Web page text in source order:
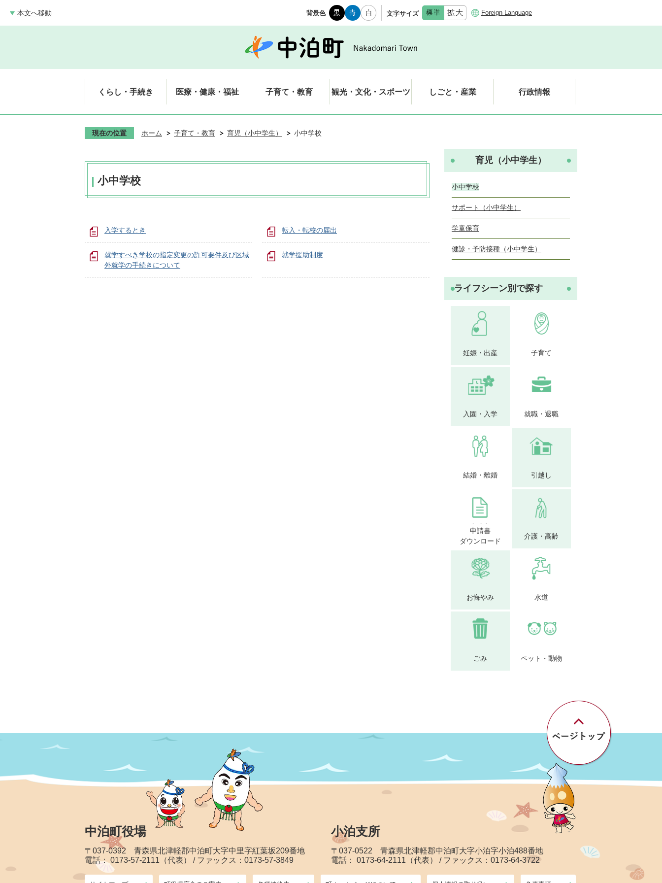
本文へ移動 背景色 文字サイズ Foreign Language
くらし・手続き 医療・健康・福祉 子育て・教育 観光・文化・スポーツ しごと・産業 行政情報
現在の位置 ホーム 子育て・教育 育児（小中学生） 小中学校
小中学校
入学するとき 転入・転校の届出
就学すべき学校の指定変更の許可要件及び区域
外就学の手続きについて
就学援助制度
育児（小中学生）
小中学校
サポート（小中学生）
学童保育
健診・予防接種（小中学生）
ライフシーン別で探す
妊娠・出産 子育て
入園・入学 就職・退職
結婚・離婚 引越し
申請書
ダウンロード
介護・高齢
お悔やみ 水道
ごみ ペット・動物
中泊町役場
〒037-0392 青森県北津軽郡中泊町大字中里字紅葉坂209番地
電話： 0173-57-2111（代表） / ファックス：0173-57-3849
小泊支所
〒037-0522 青森県北津軽郡中泊町大字小泊字小泊488番地
電話： 0173-64-2111（代表） / ファックス：0173-64-3722